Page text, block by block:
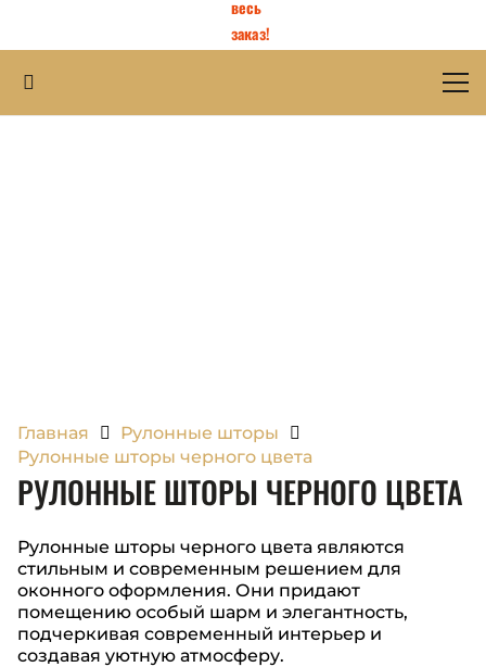
весь
заказ!
Главная
Рулонные шторы
Рулонные шторы черного цвета
РУЛОННЫЕ ШТОРЫ ЧЕРНОГО ЦВЕТА
Рулонные шторы черного цвета являются
стильным и современным решением для
оконного оформления. Они придают
помещению особый шарм и элегантность,
подчеркивая современный интерьер и
создавая уютную атмосферу.